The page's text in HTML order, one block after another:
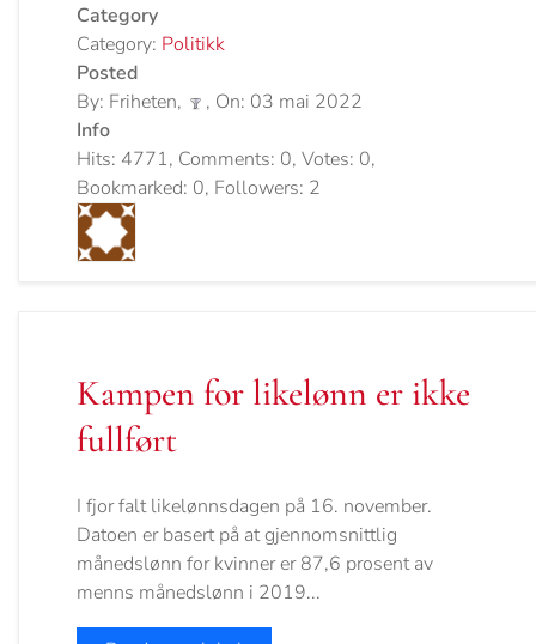
Category
Category: Politikk
Posted
By: Friheten,
, On: 03 mai 2022
Info
Hits: 4771, Comments: 0, Votes: 0,
Bookmarked: 0, Followers: 2
Kampen for likelønn er ikke
fullført
I fjor falt likelønnsdagen på 16. november.
Datoen er basert på at gjennomsnittlig
månedslønn for kvinner er 87,6 prosent av
menns månedslønn i 2019...